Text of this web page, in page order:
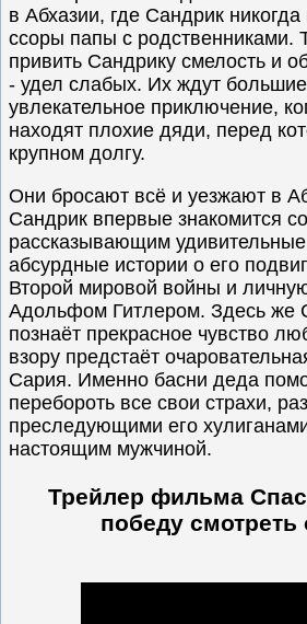
в Абхазии, где Сандрик
ссоры папы с родственниками.
привить Сандрику смелость и
- удел слабых. Их ждут
увлекательное приключение,
находят плохие дяди, перед
крупном долгу.
Они бросают всё и уезжают в
Сандрик впервые знакомится
рассказывающим
абсурдные истории о его
Второй мировой войны и
Адольфом Гитлером. Здесь же
познаёт прекрасное чувство
взору предстаёт
Сария. Именно басни деда
перебороть все свои страхи,
преследующими его
настоящим мужчиной.
Трейлер фильма
победу смотреть